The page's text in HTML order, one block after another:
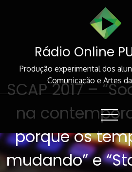
Rádio Online
Produção experimental dos
Comunicação e Artes
SCAP 2017 –
na
porque os
mudando” e